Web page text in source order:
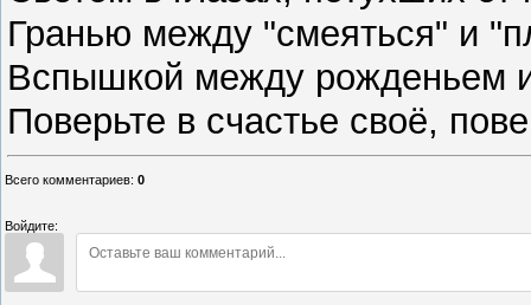
Гранью между "смеяться" и
Вспышкой между рожденьем
Поверьте в счастье своё,
Всего комментариев: 0
Войдите: